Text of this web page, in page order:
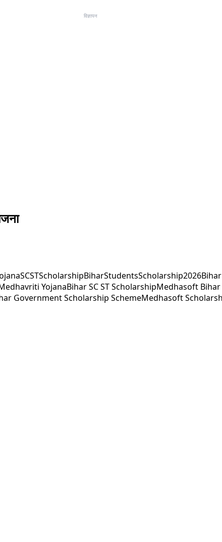
विज्ञापन
SCSTScholarshipBiharStudentsScholarship2026
YojanaBihar SC ST ScholarshipMedhasoft
Government Scholarship SchemeMedhasoft